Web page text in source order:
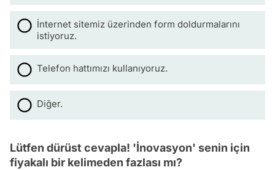
İnternet sitemiz üzerinden form doldurmalarını
istiyoruz.
Telefon hattımızı kullanıyoruz.
Diğer.
Lütfen dürüst cevapla! 'İnovasyon' senin için
fiyakalı bir kelimeden fazlası mı?